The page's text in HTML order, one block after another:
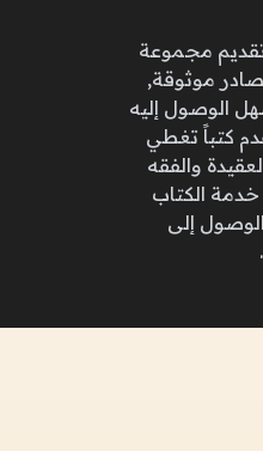
مجموعة
موثوقة,
الوصول إليه
كتباً تغطي
والفقه
خدمة الكتاب
إلى